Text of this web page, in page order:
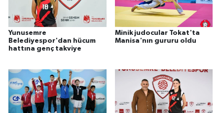
Yunusemre
Belediyespor'dan hücum
hattına genç takviye
Minik judocular Tokat'ta
Manisa'nın gururu oldu